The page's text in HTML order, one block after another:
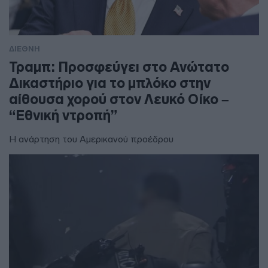
ΔΙΕΘΝΗ
Τραμπ: Προσφεύγει στο Ανώτατο
Δικαστήριο για το μπλόκο στην
αίθουσα χορού στον Λευκό Οίκο –
“Εθνική ντροπή”
Η ανάρτηση του Αμερικανού προέδρου